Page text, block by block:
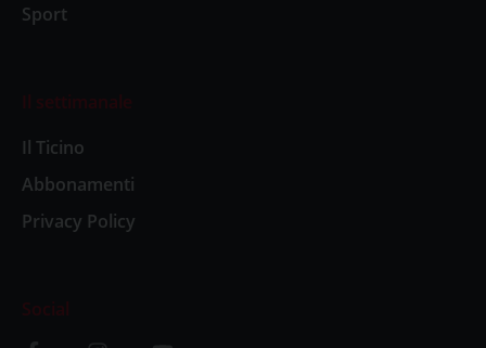
Sport
Il settimanale
Il Ticino
Abbonamenti
Privacy Policy
Social